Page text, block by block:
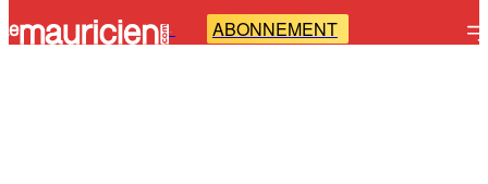
- ABONNEMENT